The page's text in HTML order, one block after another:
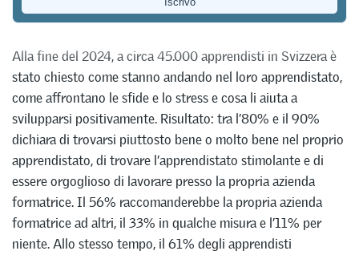
Transfer
Alla fine del 2024, a circa 45.000 apprendisti in Svizzera è
stato chiesto come stanno andando nel loro apprendistato,
come affrontano le sfide e lo stress e cosa li aiuta a
svilupparsi positivamente. Risultato: tra l’80% e il 90%
dichiara di trovarsi piuttosto bene o molto bene nel proprio
apprendistato, di trovare l’apprendistato stimolante e di
essere orgoglioso di lavorare presso la propria azienda
formatrice. Il 56% raccomanderebbe la propria azienda
formatrice ad altri, il 33% in qualche misura e l’11% per
niente. Allo stesso tempo, il 61% degli apprendisti